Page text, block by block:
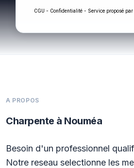
CGU - Confidentialité - Service proposé par
A PROPOS
Charpente à Nouméa
Besoin d'un professionnel
Notre reseau selectionne les